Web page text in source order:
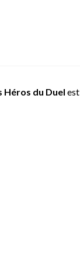
Héros du Duel